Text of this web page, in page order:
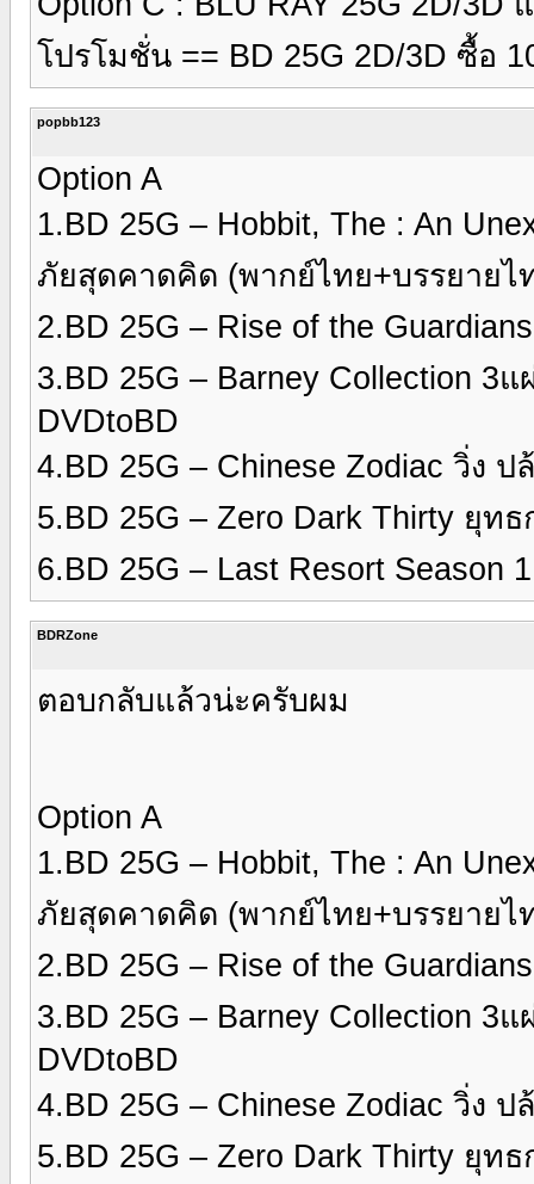
โปรโมชั่น == BD 25G 2D/3D ซื้อ
popbb123
Option A
1.BD 25G – Hobbit, The : An
ภัยสุดคาดคิด (พากย์ไทย+บรรยายไ
2.BD 25G – Rise of the
3.BD 25G – Barney Collection 3
DVDtoBD
4.BD 25G – Chinese Zodiac วิ่ง
5.BD 25G – Zero Dark Thirty ยุท
6.BD 25G – Last Resort Season
BDRZone
ตอบกลับแล้วน่ะครับผม
Option A
1.BD 25G – Hobbit, The : An
ภัยสุดคาดคิด (พากย์ไทย+บรรยายไ
2.BD 25G – Rise of the
3.BD 25G – Barney Collection 3
DVDtoBD
4.BD 25G – Chinese Zodiac วิ่ง
5.BD 25G – Zero Dark Thirty ยุท